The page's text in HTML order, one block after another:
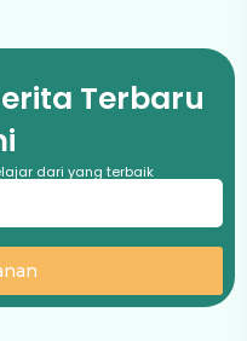
Terbaru
dari yang terbaik